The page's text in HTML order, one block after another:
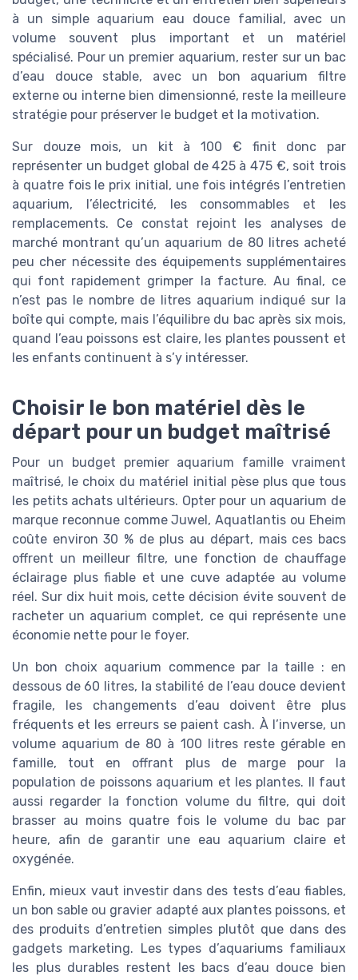
à un simple aquarium eau douce familial, avec un
volume souvent plus important et un matériel
spécialisé. Pour un premier aquarium, rester sur un bac
d’eau douce stable, avec un bon aquarium filtre
externe ou interne bien dimensionné, reste la meilleure
stratégie pour préserver le budget et la motivation.
Sur douze mois, un kit à 100 € finit donc par
représenter un budget global de 425 à 475 €, soit trois
à quatre fois le prix initial, une fois intégrés l’entretien
aquarium, l’électricité, les consommables et les
remplacements. Ce constat rejoint les analyses de
marché montrant qu’un aquarium de 80 litres acheté
peu cher nécessite des équipements supplémentaires
qui font rapidement grimper la facture. Au final, ce
n’est pas le nombre de litres aquarium indiqué sur la
boîte qui compte, mais l’équilibre du bac après six mois,
quand l’eau poissons est claire, les plantes poussent et
les enfants continuent à s’y intéresser.
Choisir le bon matériel dès le
départ pour un budget maîtrisé
Pour un budget premier aquarium famille vraiment
maîtrisé, le choix du matériel initial pèse plus que tous
les petits achats ultérieurs. Opter pour un aquarium de
marque reconnue comme Juwel, Aquatlantis ou Eheim
coûte environ 30 % de plus au départ, mais ces bacs
offrent un meilleur filtre, une fonction de chauffage
éclairage plus fiable et une cuve adaptée au volume
réel. Sur dix huit mois, cette décision évite souvent de
racheter un aquarium complet, ce qui représente une
économie nette pour le foyer.
Un bon choix aquarium commence par la taille : en
dessous de 60 litres, la stabilité de l’eau douce devient
fragile, les changements d’eau doivent être plus
fréquents et les erreurs se paient cash. À l’inverse, un
volume aquarium de 80 à 100 litres reste gérable en
famille, tout en offrant plus de marge pour la
population de poissons aquarium et les plantes. Il faut
aussi regarder la fonction volume du filtre, qui doit
brasser au moins quatre fois le volume du bac par
heure, afin de garantir une eau aquarium claire et
oxygénée.
Enfin, mieux vaut investir dans des tests d’eau fiables,
un bon sable ou gravier adapté aux plantes poissons, et
des produits d’entretien simples plutôt que dans des
gadgets marketing. Les types d’aquariums familiaux
les plus durables restent les bacs d’eau douce bien